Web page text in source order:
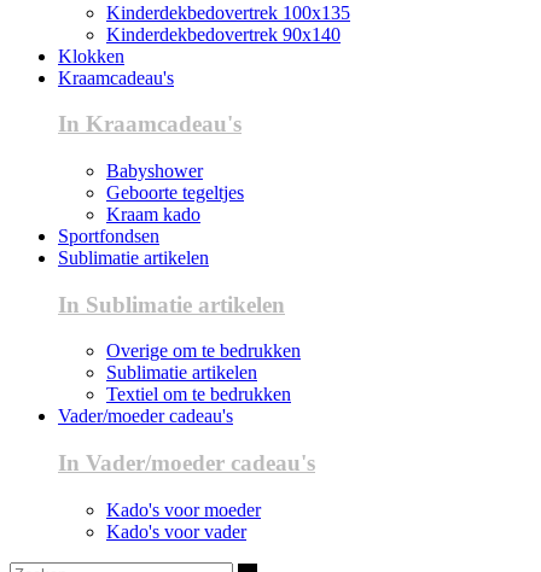
Kinderdekbedovertrek 100x135
Kinderdekbedovertrek 90x140
Klokken
Kraamcadeau's
In Kraamcadeau's
Babyshower
Geboorte tegeltjes
Kraam kado
Sportfondsen
Sublimatie artikelen
In Sublimatie artikelen
Overige om te bedrukken
Sublimatie artikelen
Textiel om te bedrukken
Vader/moeder cadeau's
In Vader/moeder cadeau's
Kado's voor moeder
Kado's voor vader